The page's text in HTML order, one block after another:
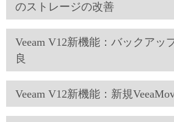
のストレージの改善
Veeam V12新機能：バックアッ
良
Veeam V12新機能：新規